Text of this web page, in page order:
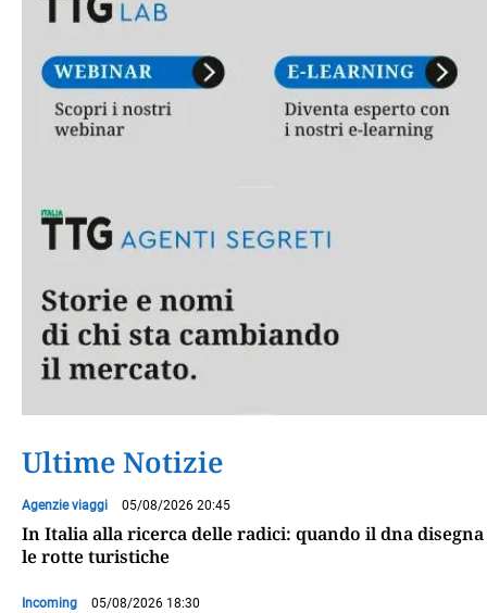
Ultime Notizie
Agenzie viaggi 05/08/2026 20:45
In Italia alla ricerca delle radici: quando il dna disegna
le rotte turistiche
Incoming 05/08/2026 18:30